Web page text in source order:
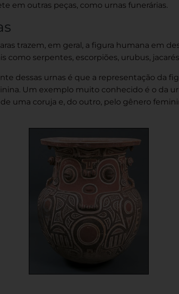
em outras peças, como urnas funerárias.
trazem, em geral, a figura humana em
como serpentes, escorpiões, urubus,
dessas urnas é que a representação da
Um exemplo muito conhecido é o da
uma coruja e, do outro, pelo gênero